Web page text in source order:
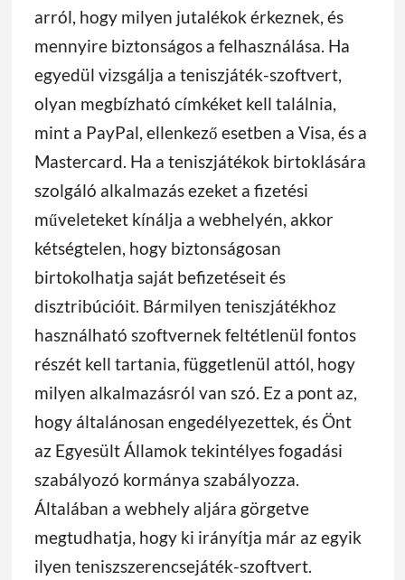
arról, hogy milyen jutalékok érkeznek, és
mennyire biztonságos a felhasználása. Ha
egyedül vizsgálja a teniszjáték-szoftvert,
olyan megbízható címkéket kell találnia,
mint a PayPal, ellenkező esetben a Visa, és a
Mastercard. Ha a teniszjátékok birtoklására
szolgáló alkalmazás ezeket a fizetési
műveleteket kínálja a webhelyén, akkor
kétségtelen, hogy biztonságosan
birtokolhatja saját befizetéseit és
disztribúcióit. Bármilyen teniszjátékhoz
használható szoftvernek feltétlenül fontos
részét kell tartania, függetlenül attól, hogy
milyen alkalmazásról van szó. Ez a pont az,
hogy általánosan engedélyezettek, és Önt
az Egyesült Államok tekintélyes fogadási
szabályozó kormánya szabályozza.
Általában a webhely aljára görgetve
megtudhatja, hogy ki irányítja már az egyik
ilyen teniszszerencsejáték-szoftvert.